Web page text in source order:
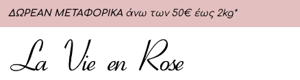
ΔΩΡΕΑΝ ΜΕΤΑΦΟΡΙΚΑ άνω των 50€ έως 2kg*